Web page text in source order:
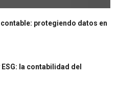
protegiendo datos en
la contabilidad del